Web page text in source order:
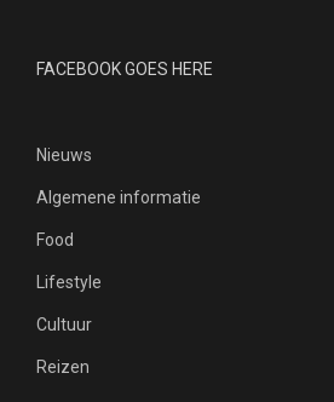
FACEBOOK GOES HERE
Nieuws
Algemene informatie
Food
Lifestyle
Cultuur
Reizen